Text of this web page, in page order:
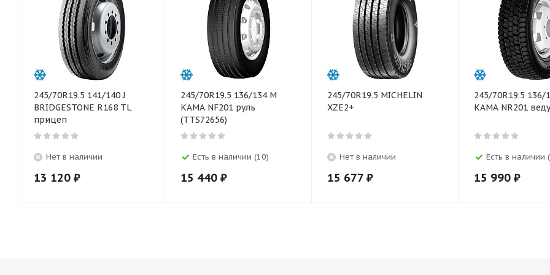
245/70R19.5 141/140 J
BRIDGESTONE R168 TL
прицеп
Нет в наличии
13 120 ₽
245/70R19.5 136/134 M
КАМА NF201 руль
(TTS72656)
Есть в наличии (10)
15 440 ₽
245/70R19.5 MICHELIN
XZE2+
Нет в наличии
15 677 ₽
245/70R19.5 136/
КАМА NR201
Есть в наличии
15 990 ₽